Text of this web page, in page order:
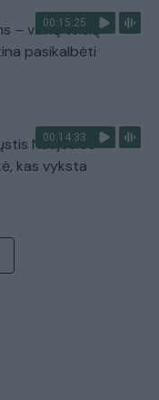
00:15:25
– vaikų teisių
pasikalbėti
00:14:33
Naujosios
kas vyksta